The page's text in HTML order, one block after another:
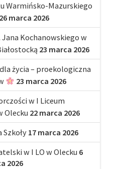
Warmińsko-Mazurskiego
26 marca 2026
Kochanowskiego w
23 marca 2026
życia – proekologiczna
23 marca 2026
w I Liceum
Olecku 22 marca 2026
17 marca 2026
w I LO w Olecku 6
2026